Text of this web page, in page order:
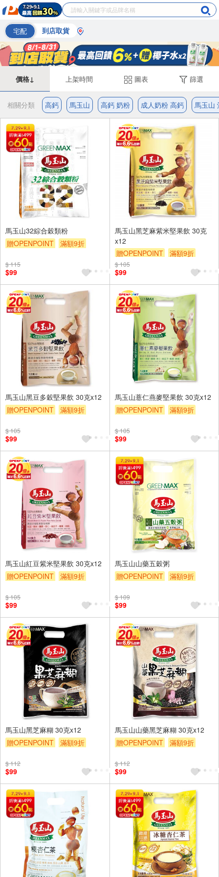
宅配 到店取貨
價格↓ 上架時間 圖表 篩選
相關分類 高鈣 馬玉山 高鈣 奶粉 成人奶粉 高鈣 馬玉山
馬玉山32綜合穀類粉
贈OPENPOINT
滿額9折
$ 115
$99
馬玉山黑芝麻紫米堅果飲 30克
x12
贈OPENPOINT
滿額9折
贈$200
$ 105
$99
馬玉山黑豆多穀堅果飲 30克x12
贈OPENPOINT
滿額9折
$ 105
$99
馬玉山薏仁燕麥堅果飲 30克x12
贈OPENPOINT
滿額9折
$ 105
$99
馬玉山紅豆紫米堅果飲 30克x12
贈OPENPOINT
滿額9折
$ 105
$99
馬玉山山藥五穀粥
贈OPENPOINT
滿額9折
$ 109
$99
馬玉山黑芝麻糊 30克x12
贈OPENPOINT
滿額9折
$ 112
$99
馬玉山山藥黑芝麻糊 30克x12
贈OPENPOINT
滿額9折
$ 112
$99